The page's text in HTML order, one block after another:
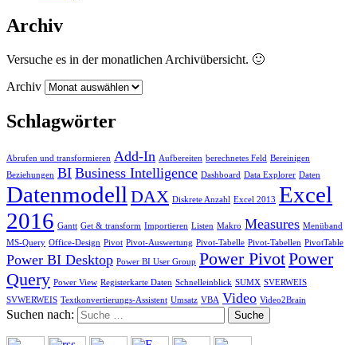
Archiv
Versuche es in der monatlichen Archivübersicht. 🙂
Archiv
Schlagwörter
Abrufen und transformieren Add-In Aufbereiten berechnetes Feld Bereinigen
Beziehungen BI Business Intelligence Dashboard Data Explorer Daten
Datenmodell DAX Diskrete Anzahl Excel 2013 Excel
2016 Gantt Get & transform Importieren Listen Makro Measures Menüband
MS-Query Office-Design Pivot Pivot-Auswertung Pivot-Tabelle Pivot-Tabellen PivotTable
Power BI Desktop Power BI User Group Power PivotPower
Query Power View Registerkarte Daten Schnelleinblick SUMX SVERWEIS
SVWERWEIS Textkonvertierungs-Assistent Umsatz VBA Video Video2Brain
Suchen nach: